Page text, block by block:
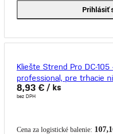
Prihlásiť
Kliešte Strend Pro DC-105
professional, pre trhacie
8,93 € / ks
bez DPH
Cena za logistické balenie: